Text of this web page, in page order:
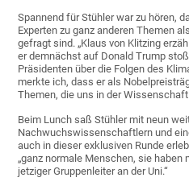
Spannend für Stühler war zu hören,
Experten zu ganz anderen Themen
gefragt sind. „Klaus von Klitzing
er demnächst auf Donald Trump
Präsidenten über die Folgen des
merkte ich, dass er als
Themen, die uns in der
Beim Lunch saß Stühler mit neun
Nachwuchswissenschaftlern und
auch in dieser exklusiven Runde
„ganz normale Menschen, sie
jetziger Gruppenleiter an der Uni.“